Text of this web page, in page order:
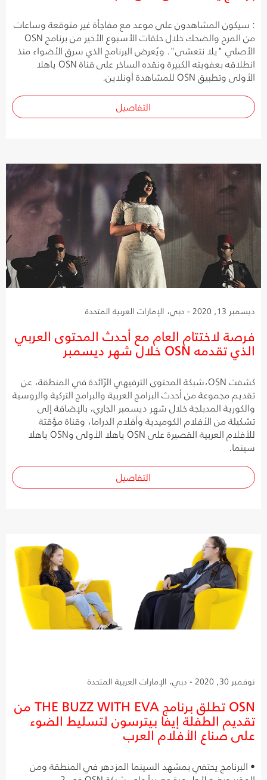
: سيكون المشاهدون على موعد مع مفاجأة غير متوقعة وساعات
من المرح والضحك خلال حلقات الأسبوع الأخير من برنامج OSN
الأصلي "يلا نتعشى". ويُعرض البرنامج الذي سرق الأضواء منذ
انطلاقه بعفويته الكبيرة ونقده الساخر على قناة OSN ياهلا
الأولى وتطبيق OSN للمشاهدة أونلاين.
التفاصيل
ديسمبر 13, 2020 - دبي، الإمارات العربية المتحدة
فرصة لاختتام العام مع أحدث المحتوى العربي
الذي تقدمه OSN خلال شهر ديسمبر
كشفت OSN،شبكة المحتوى الترفيهي الرّائدة في المنطقة، عن
تقديم مجموعة من أحدث البرامج العربية والبرامج التركية والروسية
والكورية المدبلجة خلال شهر ديسمبر الجاري، بالإضافة إلى
تشكيلة من الأفلام الكوميدية وأفلام الدراما، وقناة مؤقتة
للأفلام العربية القصيرة على OSN ياهلا الأولى وOSN ياهلا
سينما.
التفاصيل
نوفمبر 30, 2020 - دبي، الإمارات العربية المتحدة
OSN تطلق برنامج THE BUZZ WITH EVA من
تقديم الطفلة إيفا بيترسون لتسليط الضوء
على صناع الأفلام العرب
• البرنامج يحتفي بمشهد السينما المزدهر في المنطقة ومن